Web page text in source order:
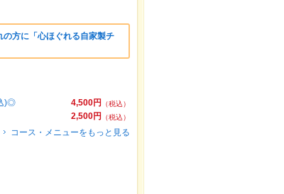
の方に「心ほぐれる自家製チ
4,500円
（税込）
)◎
2,500円
（税込）
コース・メニューをもっと見る